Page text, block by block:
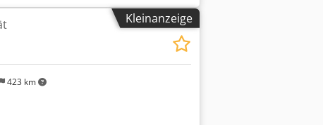
- Kantbiegegerät - VERKAUFT
Kleinanzeige
423 km